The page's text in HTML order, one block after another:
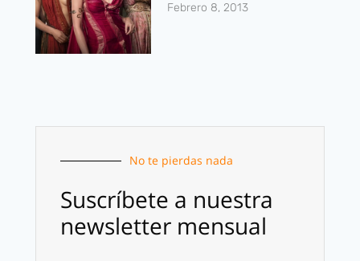
Febrero 8, 2013
No te pierdas nada
Suscríbete a nuestra
newsletter mensual